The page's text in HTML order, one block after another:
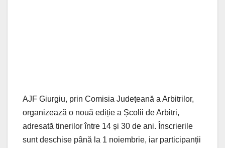
AJF Giurgiu, prin Comisia Județeană a Arbitrilor,
organizează o nouă ediție a Școlii de Arbitri,
adresată tinerilor între 14 și 30 de ani. Înscrierile
sunt deschise până la 1 noiembrie, iar participanții